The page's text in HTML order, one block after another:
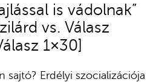
is vádolnak”
vs. Válasz
1×30]
sajtó? Erdélyi szocializációja